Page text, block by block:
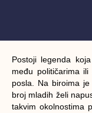
Postoji legenda
među političarima
posla. Na biroima
broj mladih želi
takvim okolnostima